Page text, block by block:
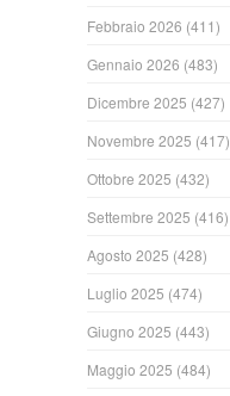
Febbraio 2026 (411)
Gennaio 2026 (483)
Dicembre 2025 (427)
Novembre 2025 (417)
Ottobre 2025 (432)
Settembre 2025 (416)
Agosto 2025 (428)
Luglio 2025 (474)
Giugno 2025 (443)
Maggio 2025 (484)